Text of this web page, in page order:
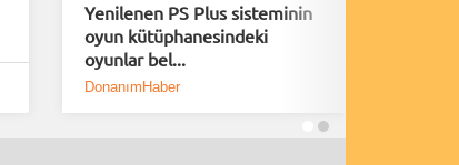
Yenilenen PS Plus sisteminin
oyun kütüphanesindeki
oyunlar bel...
DonanımHaber